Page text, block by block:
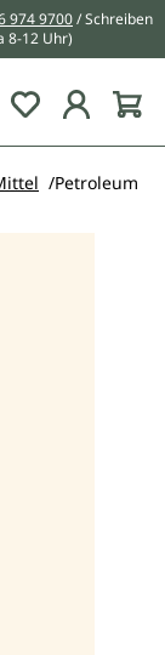
974 9700/ Schreiben
8-12 Uhr)
Du hast 0
Petroleum